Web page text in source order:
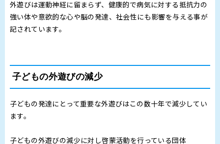
外遊びは運動神経に留まらず、健康的で病気に対する抵抗力の
強い体や意欲的な心や脳の発達、社会性にも影響を与える事が
記されています。
子どもの外遊びの減少
子どもの発達にとって重要な外遊びはこの数十年で減少してい
ます。
子どもの外遊びの減少に対し啓蒙活動を行っている団体